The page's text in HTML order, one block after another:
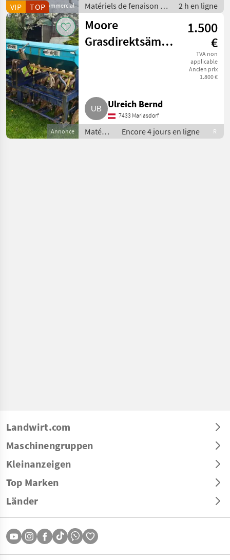
Fournisseur commercial
VIP TOP
Matériels de fenaison /
Presses à balles rondes
2 h en ligne
Annonce
Moore
Grasdirektsämaschine
1.500
€
TVA non
applicable
Ancien prix
1.800 €
Ulreich Bernd
7433 Mariasdorf
Matériels
de
Encore 4 jours en ligne R
Landwirt.com
Maschinengruppen
Kleinanzeigen
Top Marken
Länder